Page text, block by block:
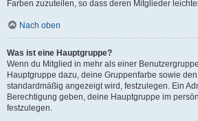
Farben zuzuteilen, so dass deren Mitglieder
Nach oben
Was ist eine Hauptgruppe?
Wenn du Mitglied in mehr als einer
Hauptgruppe dazu, deine Gruppenfarbe sowie
standardmäßig angezeigt wird, festzulegen. Ein
Berechtigung geben, deine Hauptgruppe im
festzulegen.